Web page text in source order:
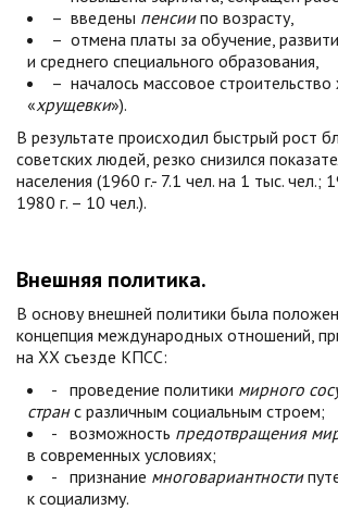
– введены пенсиипо возрасту,
– отмена платы за обучение,
и среднего специального образования,
– началось массовое строительство
«хрущевки»).
В результате происходил быстрый рост
советских людей, резко снизился
населения (1960 г.- 7.1 чел. на 1 тыс. чел.;
1980 г. – 10 чел.).
Внешняя политика.
В основу внешней политики была
концепция международных отношений,
на ХХ съезде КПСС:
- проведение политики мирного
странс различным социальным строем;
- возможность предотвращения
в современных условиях;
- признание многовариантности
к социализму.